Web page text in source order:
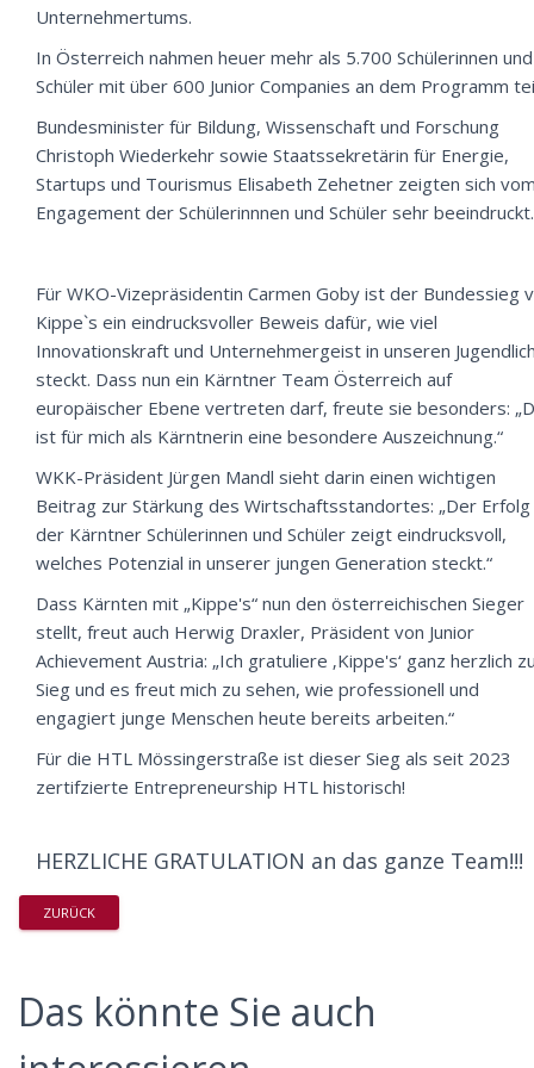
Unternehmertums.
In Österreich nahmen heuer mehr als 5.700 Schülerinnen und
Schüler mit über 600 Junior Companies an dem Programm
Bundesminister für Bildung, Wissenschaft und Forschung
Christoph Wiederkehr sowie Staatssekretärin für Energie,
Startups und Tourismus Elisabeth Zehetner zeigten sich
Engagement der Schülerinnnen und Schüler sehr beeindruckt.
Für WKO-Vizepräsidentin Carmen Goby ist der Bundessieg
Kippe`s ein eindrucksvoller Beweis dafür, wie viel
Innovationskraft und Unternehmergeist in unseren
steckt. Dass nun ein Kärntner Team Österreich auf
europäischer Ebene vertreten darf, freute sie besonders:
ist für mich als Kärntnerin eine besondere Auszeichnung.“
WKK-Präsident Jürgen Mandl sieht darin einen wichtigen
Beitrag zur Stärkung des Wirtschaftsstandortes: „Der Erfolg
der Kärntner Schülerinnen und Schüler zeigt eindrucksvoll,
welches Potenzial in unserer jungen Generation steckt.“
Dass Kärnten mit „Kippe's“ nun den österreichischen Sieger
stellt, freut auch Herwig Draxler, Präsident von Junior
Achievement Austria: „Ich gratuliere ‚Kippe's‘ ganz herzlich
Sieg und es freut mich zu sehen, wie professionell und
engagiert junge Menschen heute bereits arbeiten.“
Für die HTL Mössingerstraße ist dieser Sieg als seit 2023
zertifzierte Entrepreneurship HTL historisch!
HERZLICHE GRATULATION an das ganze Team!!!
ZURÜCK
Das könnte Sie auch